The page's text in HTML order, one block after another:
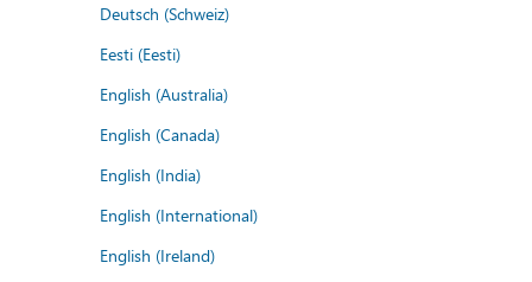
Deutsch (Schweiz)
Eesti (Eesti)
English (Australia)
English (Canada)
English (India)
English (International)
English (Ireland)